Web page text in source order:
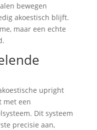
bewegen
akoestisch blijft.
maar een echte
upright
met een
Dit systeem
precisie aan,